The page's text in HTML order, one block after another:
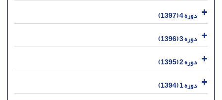
دوره 4 (1397)
دوره 3 (1396)
دوره 2 (1395)
دوره 1 (1394)